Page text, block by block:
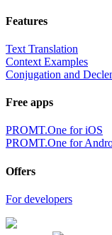
Features
Text Translation
Context Examples
Conjugation and
Free apps
PROMT.One for iOS
PROMT.One for
Offers
For developers